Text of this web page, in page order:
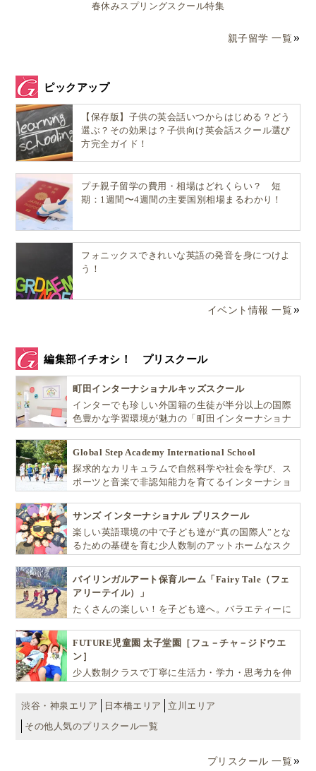
春休みスプリングスクール特集
親子留学 一覧
ピックアップ
【保存版】子供の英会話いつからはじめる？どう
選ぶ？その効果は？子供向け英会話スクール選び
方完全ガイド！
プチ親子留学の費用・相場はどれくらい？ 短
期：1週間〜4週間の主要国別相場まるわかり！
フォニックスできれいな英語の発音を身につけよ
う！
イベント情報 一覧
編集部イチオシ！ プリスクール
町田インターナショナルキッズスクール
インターでも珍しい外国籍の生徒が半分以上の国際
色豊かな学習環境が魅力の「町田インターナショナ
Global Step Academy International School
探求的なカリキュラムで自然科学や社会を学び、ス
ポーツと音楽で非認知能力を育てるインターナショ
サンズ インターナショナル プリスクール
楽しい英語環境の中で子ども達が“真の国際人”とな
るための基礎を育む少人数制のアットホームなスク
バイリンガルアート保育ルーム「Fairy Tale（フェ
アリーテイル）」
たくさんの楽しい！を子ども達へ。バラエティーに
『生きる力』を育てます。
FUTURE児童園 太子堂園［フュ－チャ－ジドウエ
ン］
少人数制クラスで丁寧に生活力・学力・思考力を伸
渋谷・神泉エリア
日本橋エリア
立川エリア
その他人気のプリスクール一覧
プリスクール 一覧